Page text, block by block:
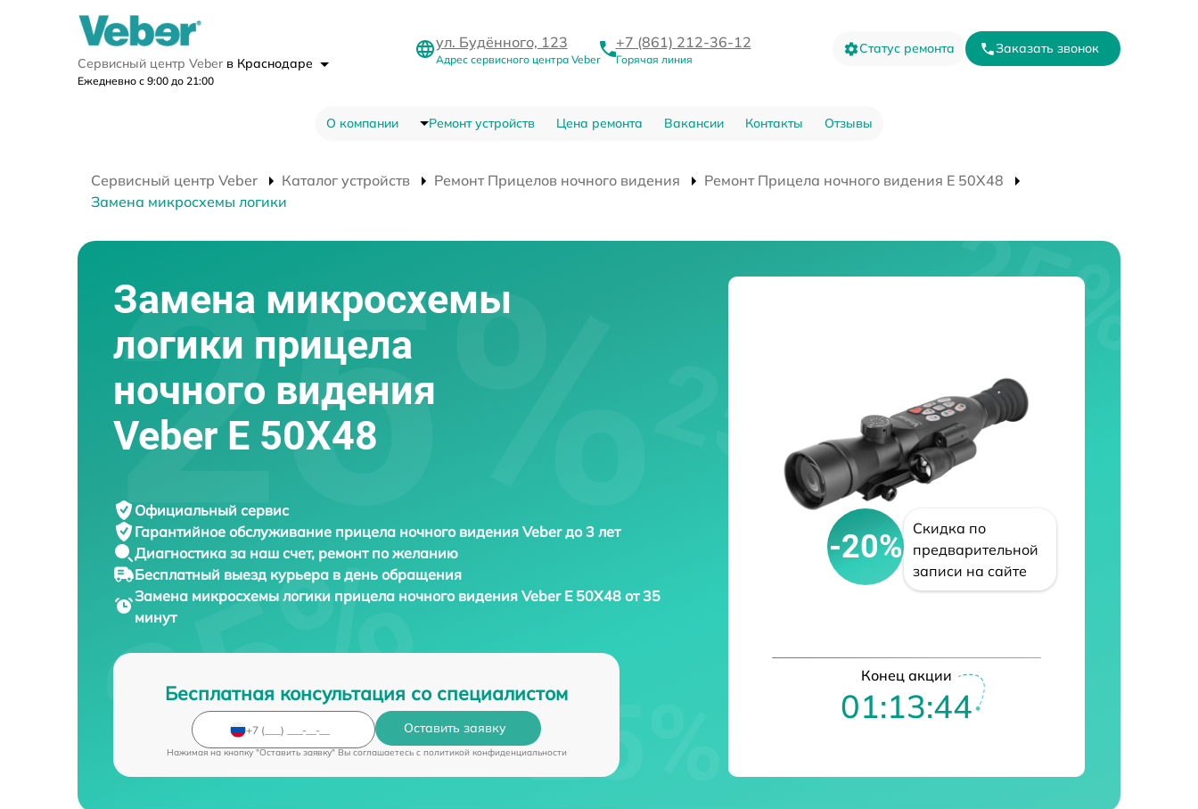
Сервисный центр Veber в Краснодаре
Ежедневно с 9:00 до 21:00
ул. Будённого, 123
Адрес сервисного центра Veber
+7 (861) 212-36-12
Горячая линия
Статус ремонта Заказать звонок
О компании Ремонт устройств Цена ремонта Вакансии Контакты Отзывы
Сервисный центр Veber Каталог устройств Ремонт Прицелов ночного видения
Ремонт Прицела ночного видения E 50X48
Замена микросхемы логики
Замена микросхемы
логики прицела
ночного видения
Veber E 50X48
Официальный сервис
Гарантийное обслуживание прицела ночного видения Veber до 3 лет
Диагностика за наш счет, ремонт по желанию
Бесплатный выезд курьера в день обращения
Замена микросхемы логики прицела ночного видения Veber E 50X48 от 35
минут
Бесплатная консультация со специалистом
Оставить заявку
Нажимая на кнопку "Оставить заявку" Вы соглашаетесь c политикой конфиденциальности
-20%
Скидка по
предварительной
записи на сайте
Конец акции
01:13:43